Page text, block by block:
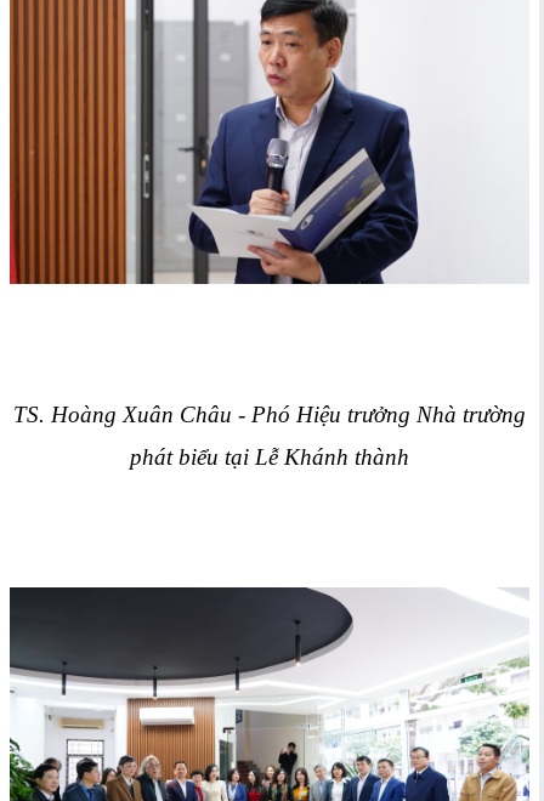
TS. Hoàng Xuân Châu - Phó Hiệu trưởng Nhà trường
phát biểu tại Lễ Khánh thành